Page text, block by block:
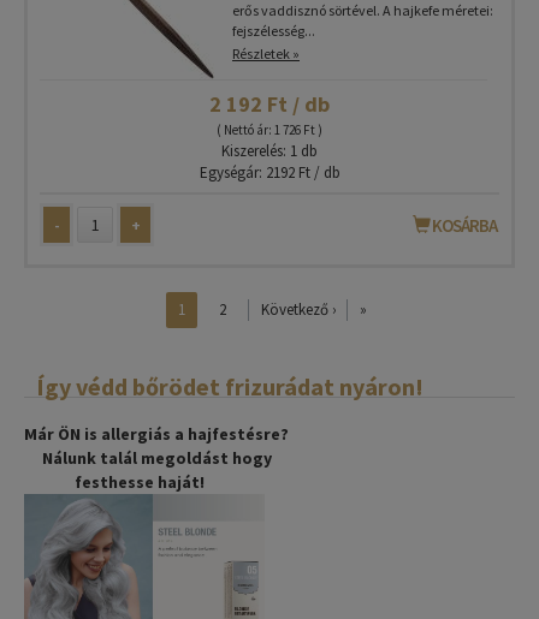
erős vaddisznó sörtével. A hajkefe méretei:
fejszélesség...
Részletek »
2 192 Ft / db
( Nettó ár: 1 726 Ft )
Kiszerelés: 1 db
Egységár: 2192 Ft / db
- + KOSÁRBA
1 2 Következő › »
Így védd bőrödet frizurádat nyáron!
Már ÖN is allergiás a hajfestésre?
Nálunk talál megoldást hogy
festhesse haját!